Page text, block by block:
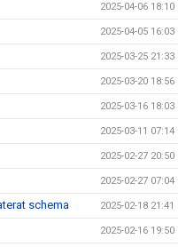
2025-04-06 18:10
2025-04-05 16:03
2025-03-25 21:33
2025-03-20 18:56
2025-03-16 18:03
2025-03-11 07:14
2025-02-27 20:50
2025-02-27 07:04
schema 2025-02-18 21:41
2025-02-16 19:50